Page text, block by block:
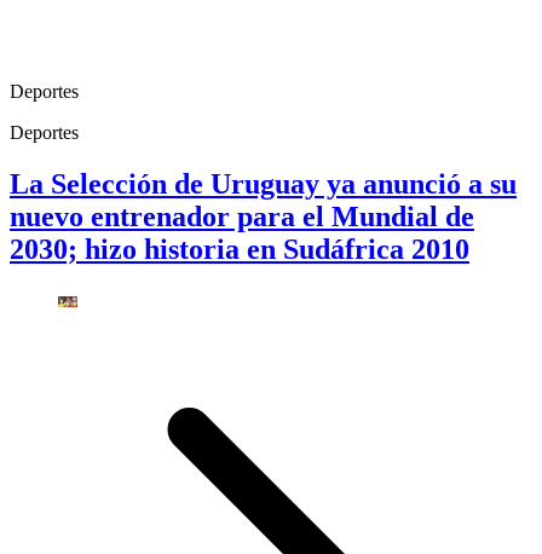
Deportes
Deportes
La Selección de Uruguay ya anunció a su
nuevo entrenador para el Mundial de
2030; hizo historia en Sudáfrica 2010